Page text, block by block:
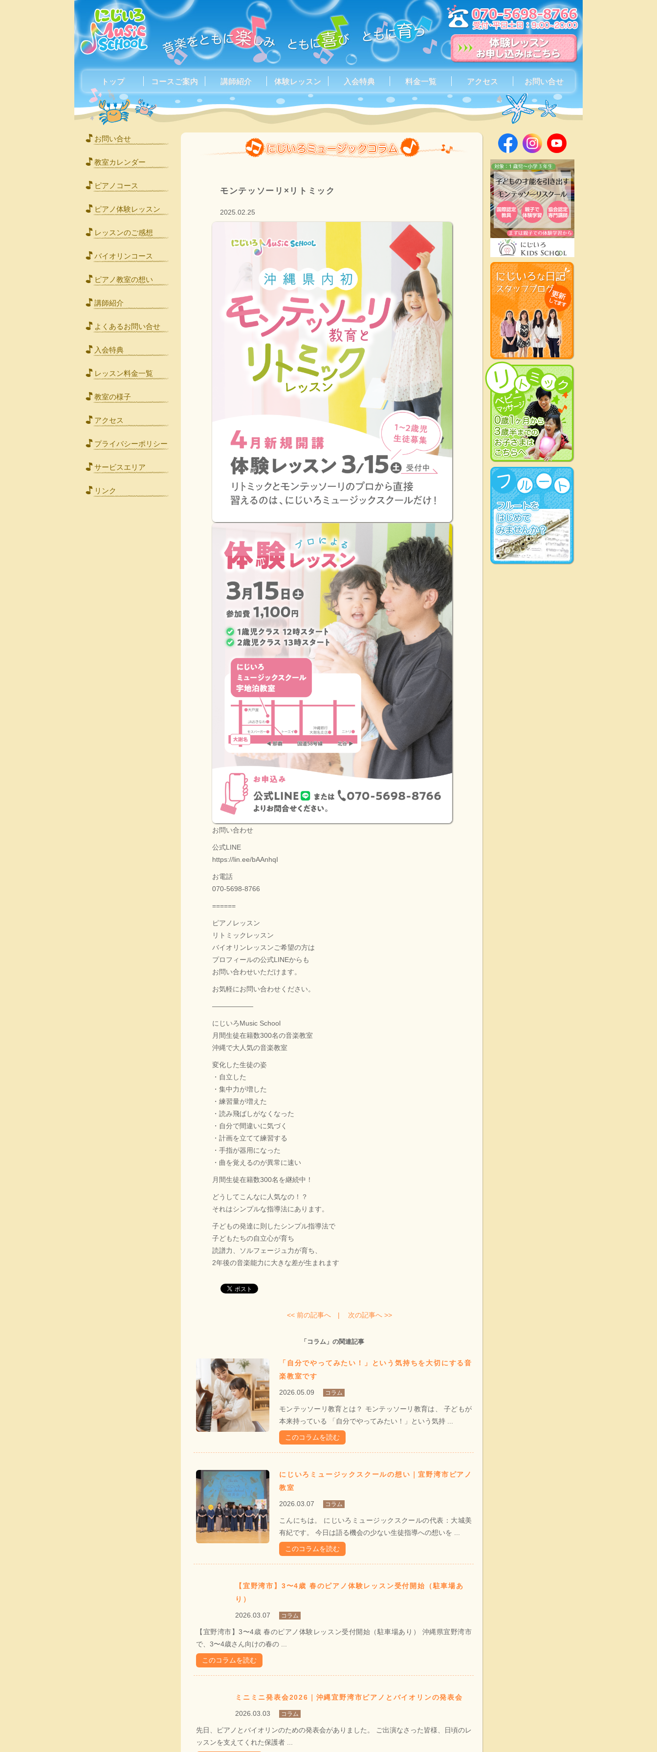
トップ コースご案内 講師紹介 体験レッスン 入会特典 料金一覧 アクセス お問い合せ
モンテッソーリ×リトミック
2025.02.25
お問い合わせ
公式LINE
https://lin.ee/bAAnhqI
お電話
070-5698-8766
======
ピアノレッスン
リトミックレッスン
バイオリンレッスンご希望の方は
プロフィールの公式LINEからも
お問い合わせいただけます。
お気軽にお問い合わせください。
——————
にじいろMusic School
月間生徒在籍数300名の音楽教室
沖縄で大人気の音楽教室
変化した生徒の姿
・自立した
・集中力が増した
・練習量が増えた
・読み飛ばしがなくなった
・自分で間違いに気づく
・計画を立てて練習する
・手指が器用になった
・曲を覚えるのが異常に速い
月間生徒在籍数300名を継続中！
どうしてこんなに人気なの！？
それはシンプルな指導法にあります。
子どもの発達に則したシンプル指導法で
子どもたちの自立心が育ち
読譜力、ソルフェージュ力が育ち、
2年後の音楽能力に大きな差が生まれます
<< 前の記事へ | 次の記事へ >>
「コラム」の関連記事
「自分でやってみたい！」という気持ちを大切にする音
楽教室です
2026.05.09 コラム
モンテッソーリ教育とは？ モンテッソーリ教育は、 子どもが
本来持っている 「自分でやってみたい！」という気持 ...
このコラムを読む
にじいろミュージックスクールの想い｜宜野湾市ピアノ
教室
2026.03.07 コラム
こんにちは。 にじいろミュージックスクールの代表：大城美
有紀です。 今日は語る機会の少ない生徒指導への想いを ...
このコラムを読む
【宜野湾市】3〜4歳 春のピアノ体験レッスン受付開始（駐車場あ
り）
2026.03.07 コラム
【宜野湾市】3〜4歳 春のピアノ体験レッスン受付開始（駐車場あり） 沖縄県宜野湾市
で、3〜4歳さん向けの春の ...
このコラムを読む
ミニミニ発表会2026｜沖縄宜野湾市ピアノとバイオリンの発表会
2026.03.03 コラム
先日、ピアノとバイオリンのための発表会がありました。 ご出演なさった皆様、日頃のレ
ッスンを支えてくれた保護者 ...
お問い合せ
教室カレンダー
ピアノコース
ピアノ体験レッスン
レッスンのご感想
バイオリンコース
ピアノ教室の想い
講師紹介
よくあるお問い合せ
入会特典
レッスン料金一覧
教室の様子
アクセス
プライバシーポリシー
サービスエリア
リンク